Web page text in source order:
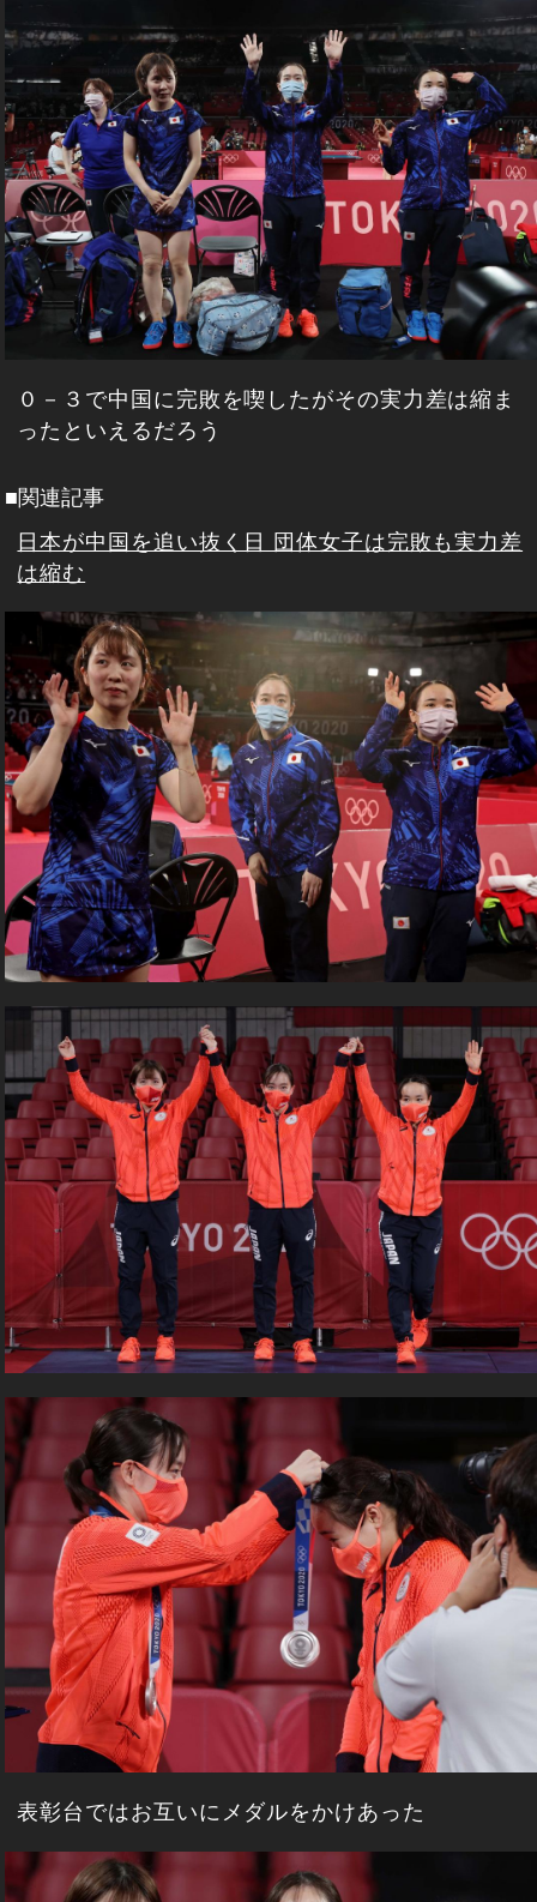
０－３で中国に完敗を喫したがその実力差は縮ま
ったといえるだろう
■関連記事
日本が中国を追い抜く日 団体女子は完敗も実力差
は縮む
表彰台ではお互いにメダルをかけあった